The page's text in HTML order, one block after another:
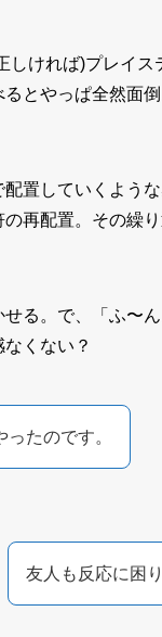
ければ)プレイス
とやっぱ全然面
置していくよう
再配置。その繰
る。で、「ふ〜
くない？
たのです。
友人も反応に困